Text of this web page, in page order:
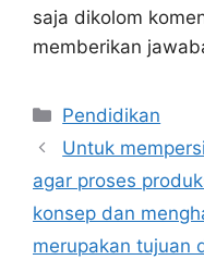
saja dikolom
memberikan
Kategori
Pendidikan
Untuk
agar proses
konsep dan
merupakan tujuan